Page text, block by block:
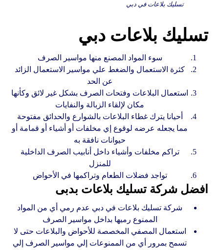
تسليك بلاعات في دبي
تسليك بلاعات دبي
سوء المواد المصنع منها مواسير الصرف
كثرة الاستعمال والضغط علي مواسير الاستعمال الزائد
عن الحد
استعمال البلاعات وفتحات الصرف بشكل غير لائق وكأنها
مكان لإلقاء الزبالة والنفايات
أحيانا يترك غطاء البلاعات بالشوارع والحدائق مفتوحة
مما يجعله عرضه لوقوع إي مخلفات أو أشياء أو قمامة أو
حيوانات نافقة به
تراكم مخلفات وأشياء داخل أنابيب الصرف الداخلية
للمنزل
تواجد فضلات الطعام وتراكمها في الأحواض
افضل شركة تسليك بلاعات بدبى
شركة تسليك بلاعات في دبي عدم رمي أي من المواد
الممنوع رميها بداخل مواسير الصرف
استعمال المصفي المخصصة للأحواض والبلاعات حتى لا
تسمح بمرور أي من الممنوعات إلي مواسير الصرف إلي